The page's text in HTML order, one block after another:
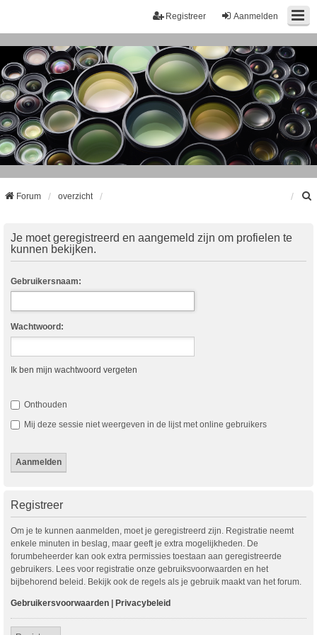
Aanmelden
Registreer
Forum overzicht
Je moet geregistreerd en aangemeld zijn om profielen te
kunnen bekijken.
Gebruikersnaam:
Wachtwoord:
Ik ben mijn wachtwoord vergeten
Onthouden
Mij deze sessie niet weergeven in de lijst met online gebruikers
Registreer
Om je te kunnen aanmelden, moet je geregistreerd zijn. Registratie neemt
enkele minuten in beslag, maar geeft je extra mogelijkheden. De
forumbeheerder kan ook extra permissies toestaan aan geregistreerde
gebruikers. Lees voor registratie onze gebruiksvoorwaarden en het
bijbehorend beleid. Bekijk ook de regels als je gebruik maakt van het forum.
Gebruikersvoorwaarden | Privacybeleid